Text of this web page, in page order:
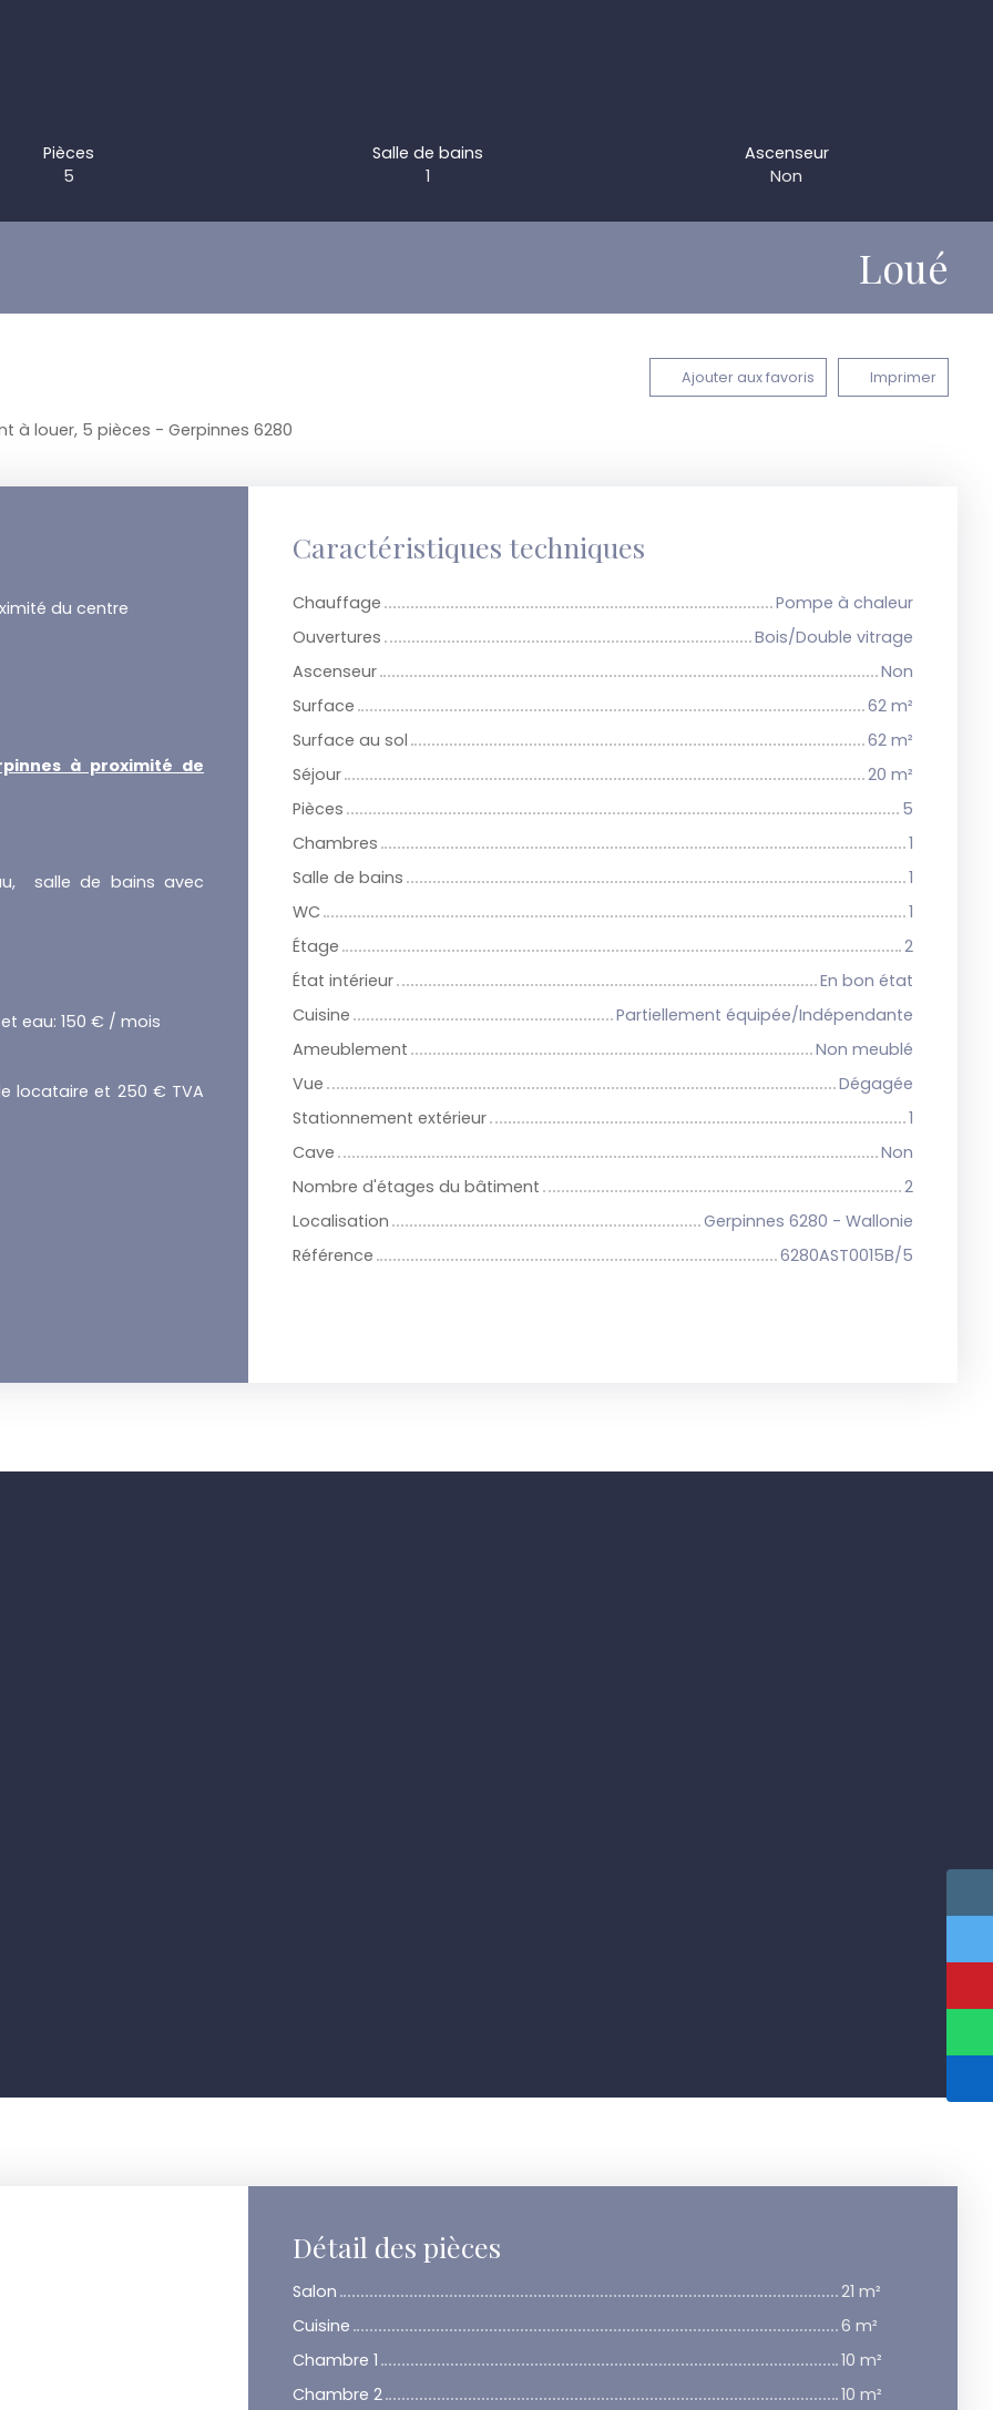
Pièces
5
Salle de bains
1
Ascenseur
Non
Loué
Ajouter aux favoris Imprimer
à louer, 5 pièces - Gerpinnes 6280
du centre
à proximité de
salle de bains avec
eau: 150 € / mois
locataire et 250 € TVA
Caractéristiques techniques
Chauffage
Pompe à chaleur
Ouvertures
Bois/Double vitrage
Ascenseur
Non
Surface
62 m²
Surface au sol
62 m²
Séjour
20 m²
Pièces
5
Chambres
1
Salle de bains
1
WC
1
Étage
2
État intérieur
En bon état
Cuisine
Partiellement équipée/Indépendante
Ameublement
Non meublé
Vue
Dégagée
Stationnement extérieur
1
Cave
Non
Nombre d'étages du bâtiment
2
Localisation
Gerpinnes 6280 - Wallonie
Référence
6280AST0015B/5
Détail des pièces
Salon
21 m²
Cuisine
6 m²
Chambre 1
10 m²
Chambre 2
10 m²